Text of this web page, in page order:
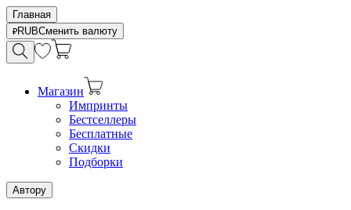
Главная
RUBСменить валюту
Магазин
Импринты
Бестселлеры
Бесплатные
Скидки
Подборки
Автору